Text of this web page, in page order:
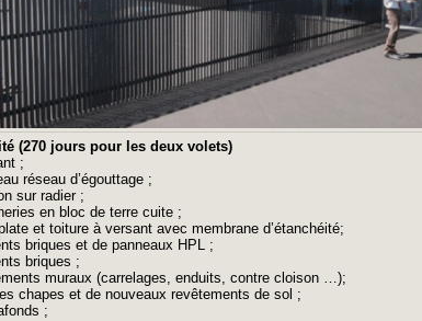
(270 jours pour les deux volets)
;
réseau d’égouttage ;
sur radier ;
en bloc de terre cuite ;
et toiture à versant avec membrane d’étanchéité;
briques et de panneaux HPL ;
briques ;
muraux (carrelages, enduits, contre cloison …);
chapes et de nouveaux revêtements de sol ;
;